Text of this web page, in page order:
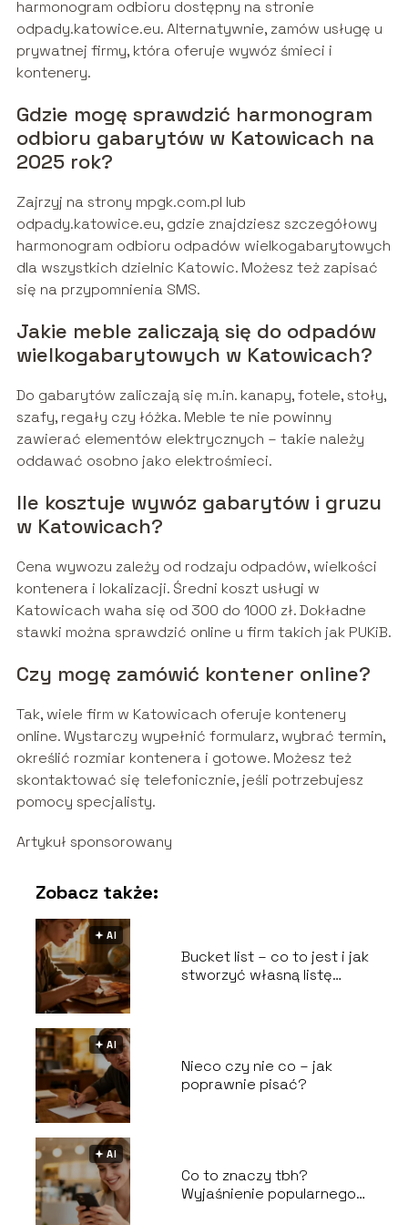
harmonogram odbioru dostępny na stronie
odpady.katowice.eu. Alternatywnie, zamów usługę u
prywatnej firmy, która oferuje wywóz śmieci i
kontenery.
Gdzie mogę sprawdzić harmonogram
odbioru gabarytów w Katowicach na
2025 rok?
Zajrzyj na strony mpgk.com.pl lub
odpady.katowice.eu, gdzie znajdziesz szczegółowy
harmonogram odbioru odpadów wielkogabarytowych
dla wszystkich dzielnic Katowic. Możesz też zapisać
się na przypomnienia SMS.
Jakie meble zaliczają się do odpadów
wielkogabarytowych w Katowicach?
Do gabarytów zaliczają się m.in. kanapy, fotele, stoły,
szafy, regały czy łóżka. Meble te nie powinny
zawierać elementów elektrycznych – takie należy
oddawać osobno jako elektrośmieci.
Ile kosztuje wywóz gabarytów i gruzu
w Katowicach?
Cena wywozu zależy od rodzaju odpadów, wielkości
kontenera i lokalizacji. Średni koszt usługi w
Katowicach waha się od 300 do 1000 zł. Dokładne
stawki można sprawdzić online u firm takich jak PUKiB.
Czy mogę zamówić kontener online?
Tak, wiele firm w Katowicach oferuje kontenery
online. Wystarczy wypełnić formularz, wybrać termin,
określić rozmiar kontenera i gotowe. Możesz też
skontaktować się telefonicznie, jeśli potrzebujesz
pomocy specjalisty.
Artykuł sponsorowany
Zobacz także:
🟅 AI
Bucket list – co to jest i jak
stworzyć własną listę
🟅 AI
Nieco czy nie co – jak
poprawnie pisać?
🟅 AI
Co to znaczy tbh?
Wyjaśnienie popularnego